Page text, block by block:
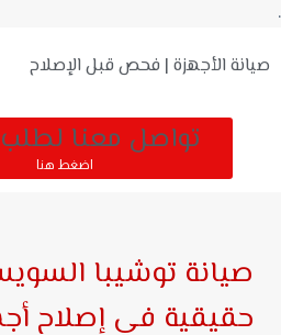
.
صيانة الأجهزة | فحص قبل الإصلاح
تواصل معنا
اضغط هنا
صيانة توشيبا
حقيقية في إصلاح